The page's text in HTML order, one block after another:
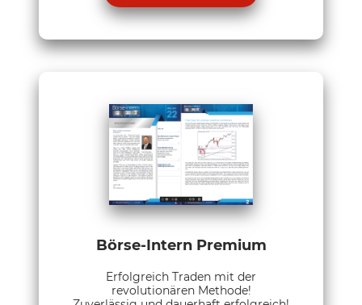
Börse-Intern Premium
Erfolgreich Traden mit der
revolutionären Methode!